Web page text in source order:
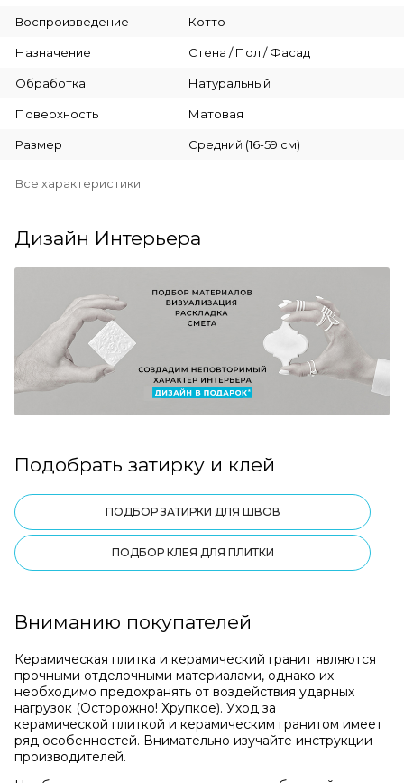
Воспроизведение Котто
Назначение Стена / Пол / Фасад
Обработка Натуральный
Поверхность Матовая
Размер Средний (16-59 см)
Все характеристики
Дизайн Интерьера
Подобрать затирку и клей
ПОДБОР ЗАТИРКИ ДЛЯ ШВОВ
ПОДБОР КЛЕЯ ДЛЯ ПЛИТКИ
Вниманию покупателей
Керамическая плитка и керамический гранит являются
прочными отделочными материалами, однако их
необходимо предохранять от воздействия ударных
нагрузок (Осторожно! Хрупкое). Уход за
керамической плиткой и керамическим гранитом имеет
ряд особенностей. Внимательно изучайте инструкции
производителей.